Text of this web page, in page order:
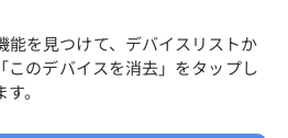
能を見つけて、デバイスリストか
このデバイスを消去」をタップし
。